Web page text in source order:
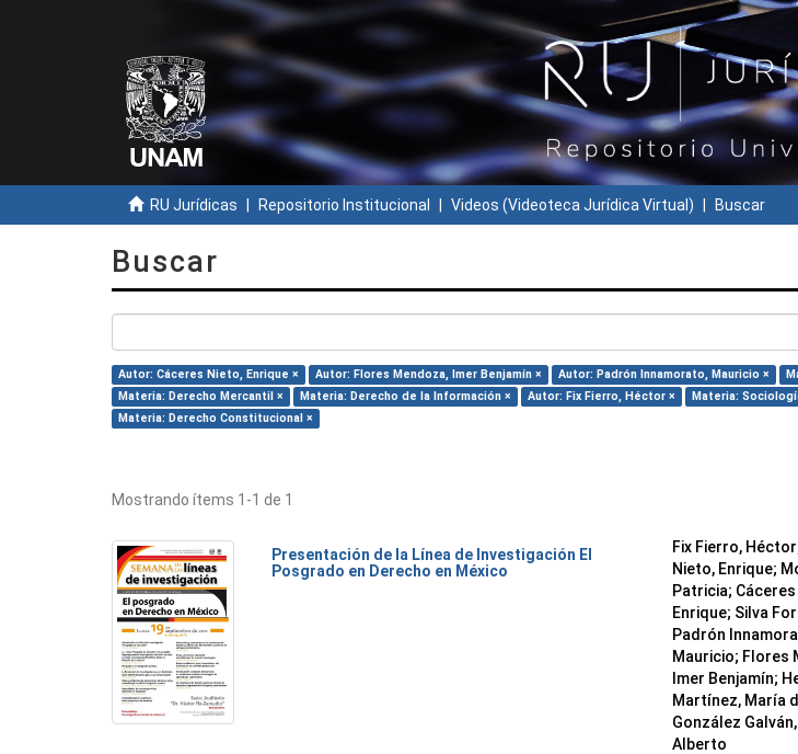
RU Jurídicas Repositorio Institucional Videos (Videoteca Jurídica Virtual) Buscar
Buscar
Autor: Cáceres Nieto, Enrique × Autor: Flores Mendoza, Imer Benjamín × Autor: Padrón Innamorato, Mauricio ×
Materia: Derecho Mercantil ×
Materia: Derecho de la Información × Autor: Fix Fierro, Héctor × Materia:
Materia: Derecho Constitucional ×
Mostrando ítems 1-1 de 1
Presentación de la Línea de Investigación El
Posgrado en Derecho en México
Fix Fierro, Héctor
Nieto, Enrique;
Patricia;
Enrique; Silva
Padrón
Mauricio; Flores
Imer Benjamín;
Martínez, María
González
Alberto